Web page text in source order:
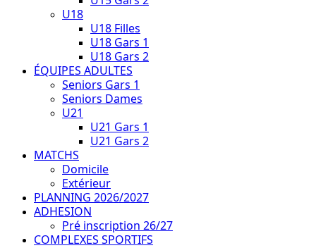
U18
U18 Filles
U18 Gars 1
U18 Gars 2
ÉQUIPES ADULTES
Seniors Gars 1
Seniors Dames
U21
U21 Gars 1
U21 Gars 2
MATCHS
Domicile
Extérieur
PLANNING 2026/2027
ADHESION
Pré inscription 26/27
COMPLEXES SPORTIFS